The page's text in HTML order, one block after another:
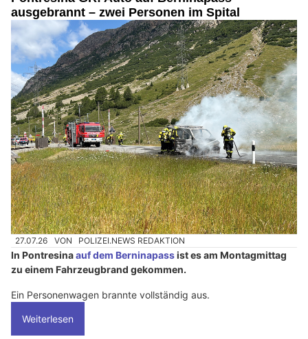
ausgebrannt – zwei Personen im Spital
27.07.26 VON POLIZEI.NEWS REDAKTION
In Pontresinaauf dem Berninapassist es am Montagmittag
zu einem Fahrzeugbrand gekommen.
Ein Personenwagen brannte vollständig aus.
Weiterlesen